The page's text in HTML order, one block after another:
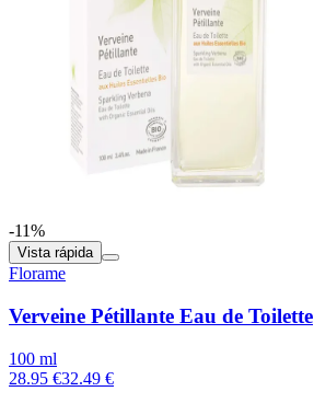
-11%
Vista rápida
Florame
Verveine Pétillante Eau de Toilette
100 ml
28.95 €32.49 €